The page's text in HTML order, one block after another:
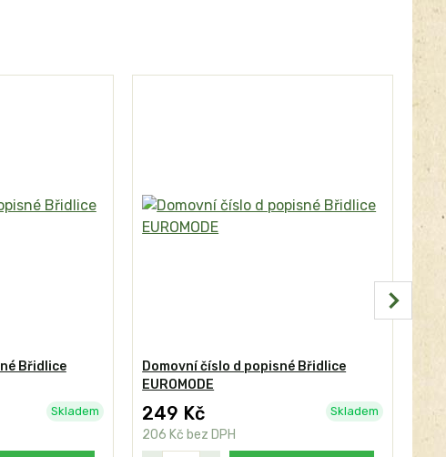
Břidlice
Skladem
Domovní číslo d popisné Břidlice
EUROMODE
249 Kč
206 Kč bez DPH
Skladem